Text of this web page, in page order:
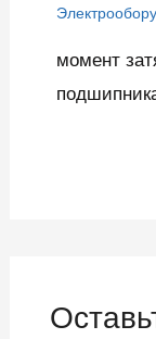
момент